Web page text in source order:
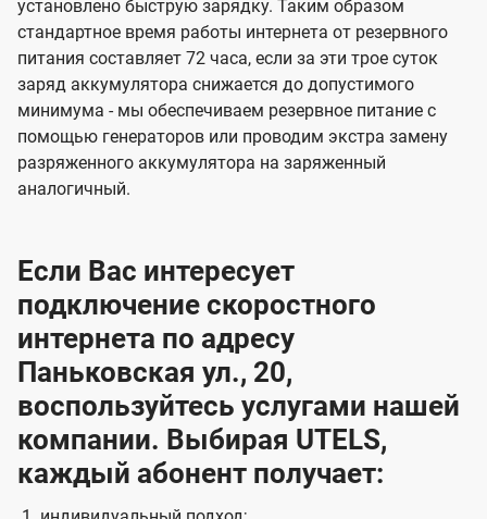
установлено быструю зарядку. Таким образом
стандартное время работы интернета от резервного
питания составляет 72 часа, если за эти трое суток
заряд аккумулятора снижается до допустимого
минимума - мы обеспечиваем резервное питание с
помощью генераторов или проводим экстра замену
разряженного аккумулятора на заряженный
аналогичный.
Если Вас интересует
подключение скоростного
интернета по адресу
Паньковская ул., 20,
воспользуйтесь услугами нашей
компании. Выбирая UTELS,
каждый абонент получает: